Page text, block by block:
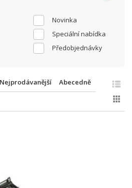
Novinka
Speciální nabídka
Předobjednávky
Nejprodávanější Abecedně